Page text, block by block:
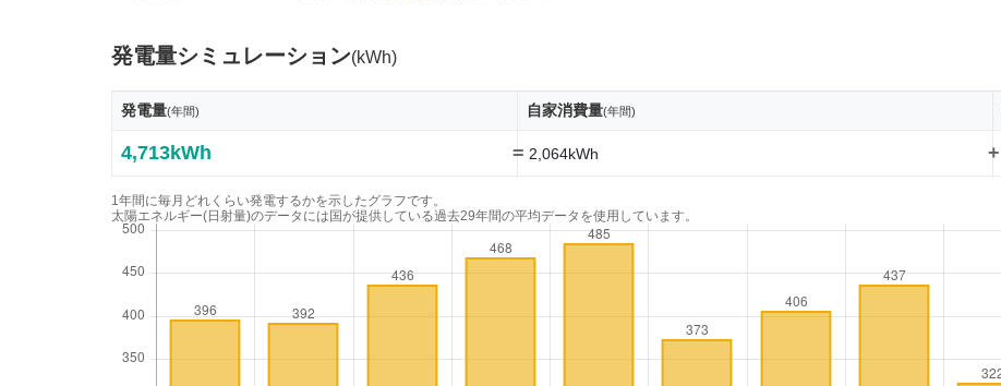
発電量シミュレーション(kWh)
発電量(年間) 自家消費量(年間)
4,713kWh = 2,064kWh +
1年間に毎月どれくらい発電するかを示したグラフです。
太陽エネルギー(日射量)のデータには国が提供している過去29年間の平均データを使用しています。